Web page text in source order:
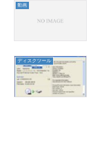
動画
ディスクツール